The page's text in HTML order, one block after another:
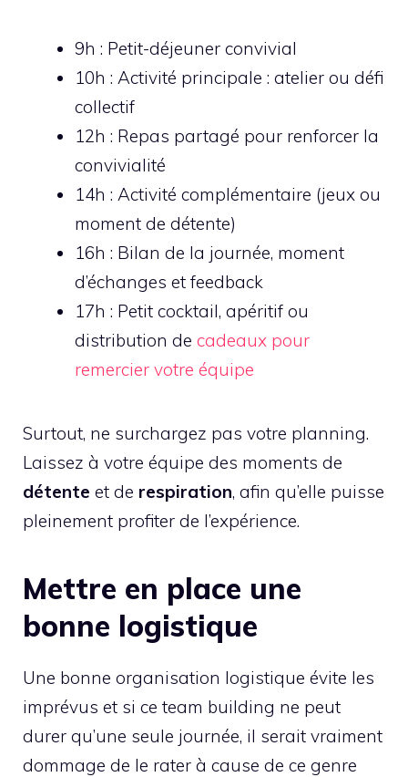
9h : Petit-déjeuner convivial
10h : Activité principale : atelier ou défi
collectif
12h : Repas partagé pour renforcer la
convivialité
14h : Activité complémentaire (jeux ou
moment de détente)
16h : Bilan de la journée, moment
d’échanges et feedback
17h : Petit cocktail, apéritif ou
distribution de cadeaux pour
remercier votre équipe
Surtout, ne surchargez pas votre planning.
Laissez à votre équipe des moments de
détente et de respiration, afin qu’elle puisse
pleinement profiter de l’expérience.
Mettre en place une
bonne logistique
Une bonne organisation logistique évite les
imprévus et si ce team building ne peut
durer qu’une seule journée, il serait vraiment
dommage de le rater à cause de ce genre